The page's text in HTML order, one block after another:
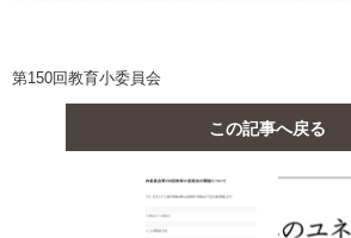
第150回教育小委員会
この記事へ戻る